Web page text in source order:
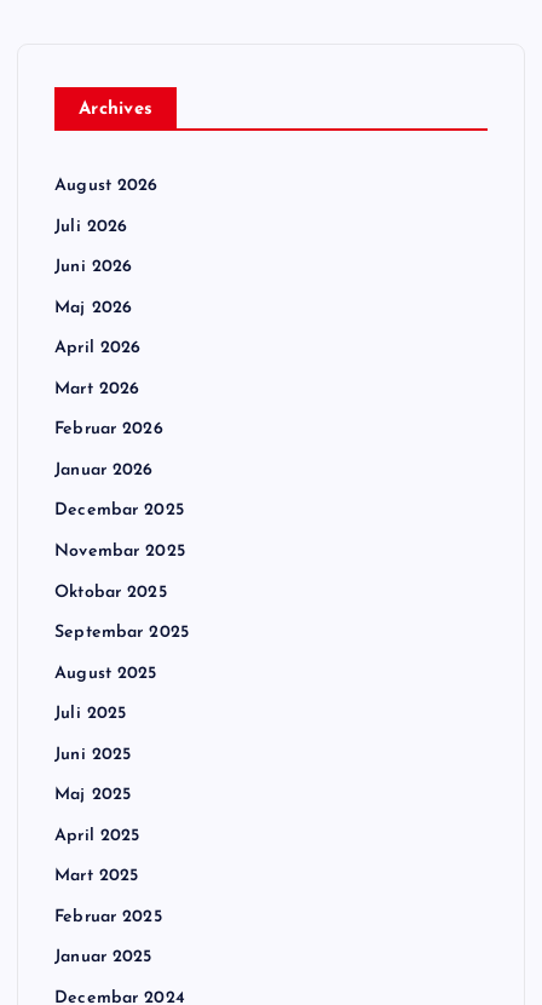
Archives
August 2026
Juli 2026
Juni 2026
Maj 2026
April 2026
Mart 2026
Februar 2026
Januar 2026
Decembar 2025
Novembar 2025
Oktobar 2025
Septembar 2025
August 2025
Juli 2025
Juni 2025
Maj 2025
April 2025
Mart 2025
Februar 2025
Januar 2025
Decembar 2024